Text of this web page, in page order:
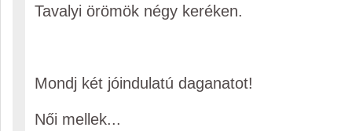
Tavalyi örömök négy keréken.
Mondj két jóindulatú daganatot!
Női mellek...